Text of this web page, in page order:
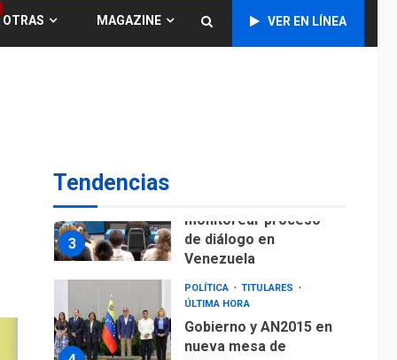
OTRAS MAGAZINE VER EN LÍNEA
Tendencias
3
monitorear proceso
de diálogo en
Venezuela
POLÍTICA
TITULARES
ÚLTIMA HORA
Gobierno y AN2015 en
nueva mesa de